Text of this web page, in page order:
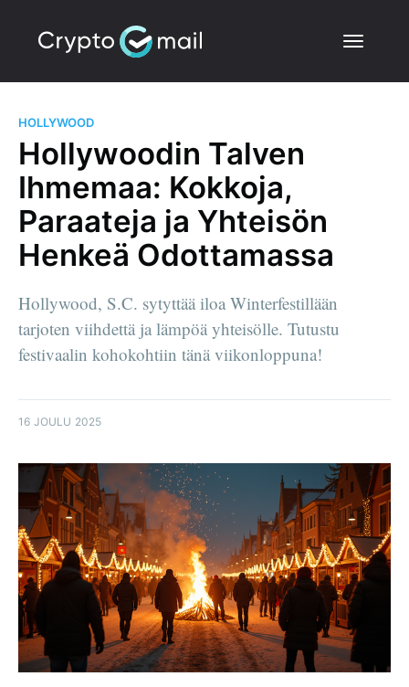
HOLLYWOOD
Hollywoodin Talven
Ihmemaa: Kokkoja,
Paraateja ja Yhteisön
Henkeä Odottamassa
Hollywood, S.C. sytyttää iloa Winterfestillään
tarjoten viihdettä ja lämpöä yhteisölle. Tutustu
festivaalin kohokohtiin tänä viikonloppuna!
16 JOULU 2025